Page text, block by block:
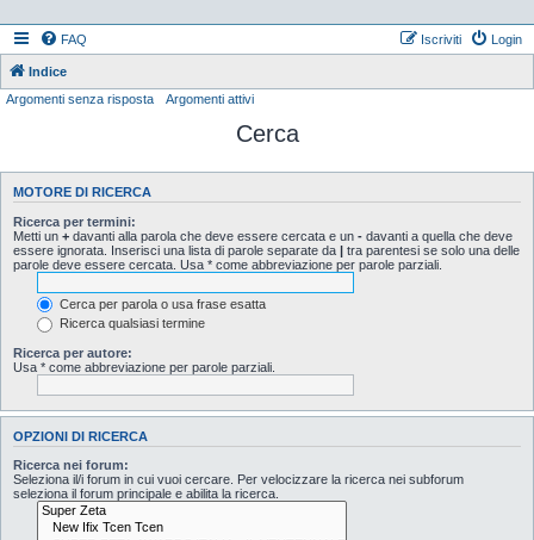
FAQ Login
Iscriviti
Indice
Argomenti senza risposta
Argomenti attivi
Cerca
MOTORE DI RICERCA
Ricerca per termini:
Metti un + davanti alla parola che deve essere cercata e un - davanti a quella che deve
essere ignorata. Inserisci una lista di parole separate da | tra parentesi se solo una delle
parole deve essere cercata. Usa * come abbreviazione per parole parziali.
Cerca per parola o usa frase esatta
Ricerca qualsiasi termine
Ricerca per autore:
Usa * come abbreviazione per parole parziali.
OPZIONI DI RICERCA
Ricerca nei forum:
Seleziona il/i forum in cui vuoi cercare. Per velocizzare la ricerca nei subforum
seleziona il forum principale e abilita la ricerca.